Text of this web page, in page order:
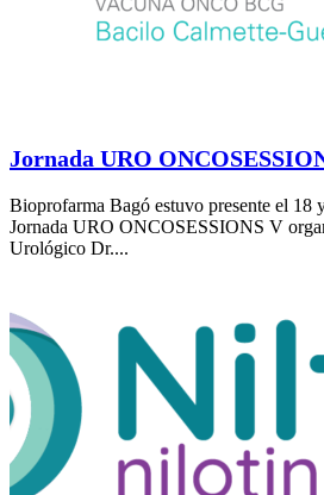
Jornada URO
Bioprofarma Bagó estuvo presente el 18
Jornada URO ONCOSESSIONS V
Urológico Dr....